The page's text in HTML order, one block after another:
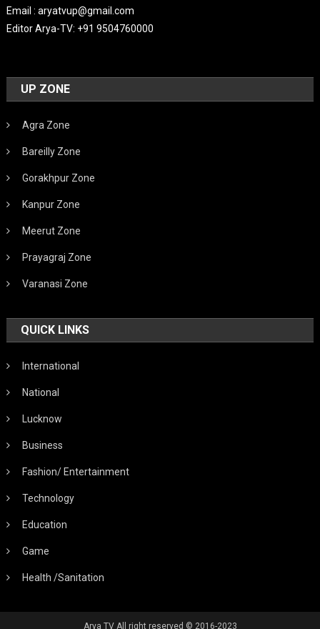
Email : aryatvup@gmail.com
Editor Arya-TV: +91 9504760000
UP ZONE
Agra Zone
Bareilly Zone
Gorakhpur Zone
Kanpur Zone
Meerut Zone
Prayagraj Zone
Varanasi Zone
QUICK LINKS
International
National
Lucknow
Business
Fashion/ Entertainment
Technology
Education
Game
Health /Sanitation
Arya TV All right reserved © 2016-2023